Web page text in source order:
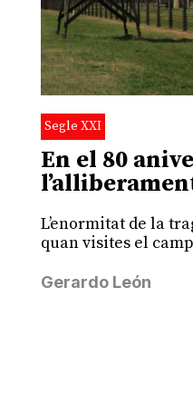
Segle XXI
En el 80
L’enormitat de la
quan visites el
Gerardo León